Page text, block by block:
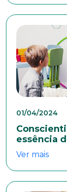
01/04/2024
essência
Ver mais
Telefone
Endereço
Bairro
Cidade
Naturalidade